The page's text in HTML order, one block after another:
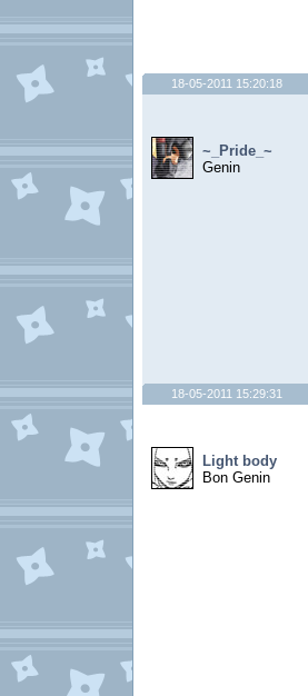
18-05-2011 15:20:18
~_Pride_~
Genin
18-05-2011 15:29:31
Light body
Bon Genin